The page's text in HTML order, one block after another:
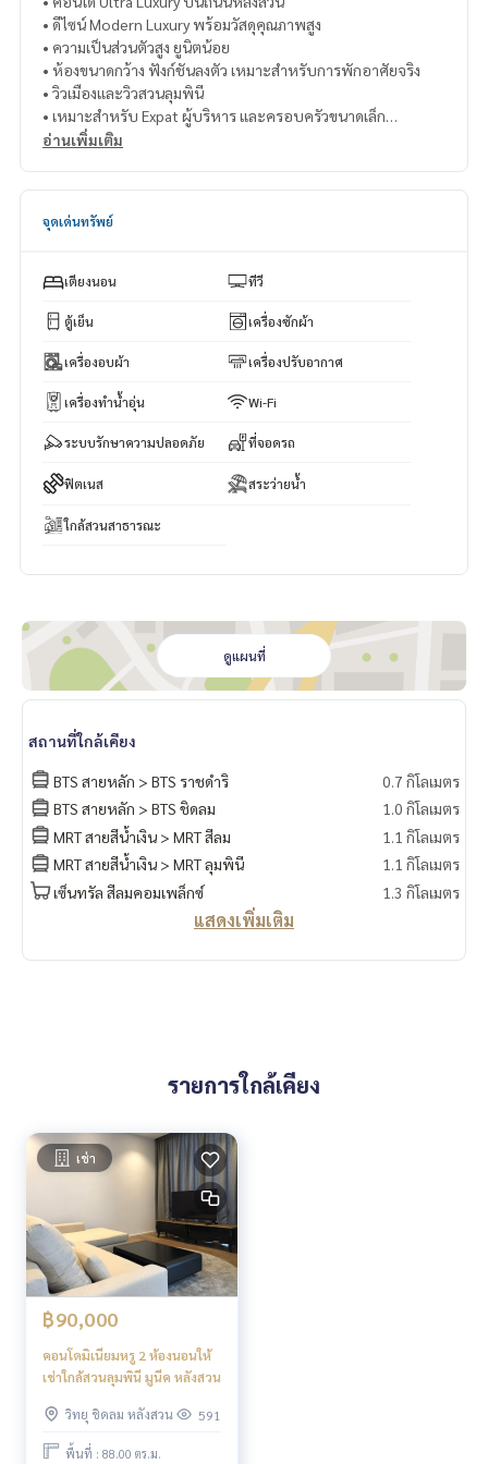
• ดีไซน์ Modern Luxury พร้อมวัสดุคุณภาพสูง
• ความเป็นส่วนตัวสูง ยูนิตน้อย
• ห้องขนาดกว้าง ฟังก์ชันลงตัว เหมาะสำหรับการพักอาศัยจริง
• วิวเมืองและวิวสวนลุมพินี
• เหมาะสำหรับ Expat ผู้บริหาร และครอบครัวขนาดเล็ก
• ใกล้ Central Embassy, Central Chidlom, Gaysorn Village แล
• ใกล้ Lumpini Park ประมาณ 300 เมตร
e Destination ชั้นนำ
🚆 Nearby Transportation
• BTS Chidlom – ประมาณ 900 เมตร
• BTS Ratchadamri – ประมาณ 950 เมตร
• เดินทางสะดวกเชื่อมต่อสุขุมวิท สีลม และสาทร
🏢 Building Facilities
• Swimming Pool
• Sky Lounge
• Sauna & Steam Room
• 24-hour Security & CCTV
• Automatic Parking System
ไตล์ระดับพรีเมียมใจกลางกรุงเทพฯ
อ่านเพิ่มเติม
จุดเด่นทรัพย์
เตียงนอน ทีวี
ตู้เย็น เครื่องซักผ้า
เครื่องอบผ้า เครื่องปรับอากาศ
เครื่องทำน้ำอุ่น Wi-Fi
ระบบรักษาความปลอดภัย ที่จอดรถ
ฟิตเนส สระว่ายน้ำ
ใกล้สวนสาธารณะ
ดูแผนที่
สถานที่ใกล้เคียง
BTS สายหลัก > BTS ราชดำริ
0.7 กิโลเมตร
BTS สายหลัก > BTS ชิดลม
1.0 กิโลเมตร
MRT สายสีน้ำเงิน > MRT สีลม
1.1 กิโลเมตร
MRT สายสีน้ำเงิน > MRT ลุมพินี
1.1 กิโลเมตร
เซ็นทรัล สีลมคอมเพล็กซ์
1.3 กิโลเมตร
แสดงเพิ่มเติม
รายการใกล้เคียง
เช่า
฿90,000
คอนโดมิเนียมหรู 2 ห้องนอนให้
เช่าใกล้สวนลุมพินี มูนีค หลังสวน
วิทยุ ชิดลม หลังสวน 591
พื้นที่ : 88.00 ตร.ม.